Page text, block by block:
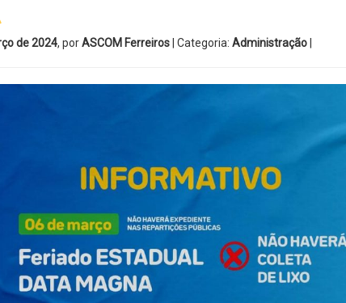
de 2024, porASCOM Ferreiros | Categoria: Administração